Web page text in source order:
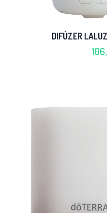
DIFÚZER